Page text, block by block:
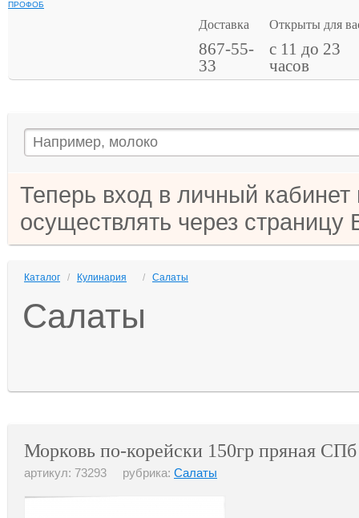
ПРОФОБ
Доставка
867-55-
33
Открыты для
с 11 до 23
часов
Теперь вход в личный
осуществлять через страницу
Каталог / Кулинария / Салаты
Салаты
Морковь по-корейски 150гр пряная СПб
артикул: 73293 рубрика: Салаты